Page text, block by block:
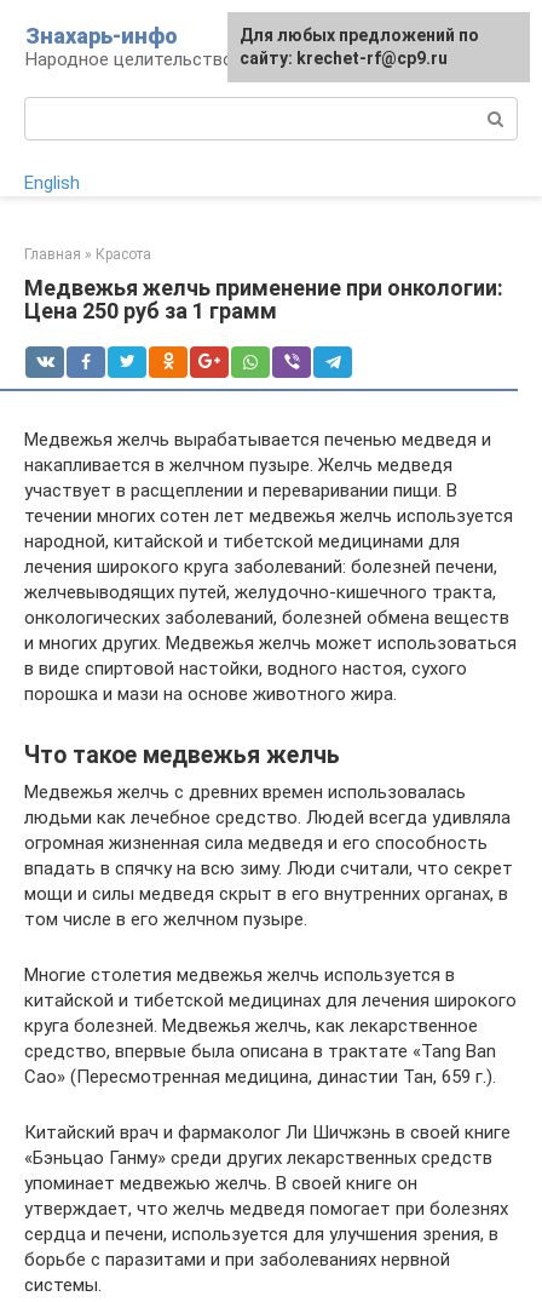
контенту
Знахарь-инфо
Народное целительство: рецепты и методы
English
Главная » Красота
Медвежья желчь применение при онкологии:
Цена 250 руб за 1 грамм
Медвежья желчь вырабатывается печенью медведя и
накапливается в желчном пузыре. Желчь медведя
участвует в расщеплении и переваривании пищи. В
течении многих сотен лет медвежья желчь используется
народной, китайской и тибетской медицинами для
лечения широкого круга заболеваний: болезней печени,
желчевыводящих путей, желудочно-кишечного тракта,
онкологических заболеваний, болезней обмена веществ
и многих других. Медвежья желчь может использоваться
в виде спиртовой настойки, водного настоя, сухого
порошка и мази на основе животного жира.
Что такое медвежья желчь
Медвежья желчь с древних времен использовалась
людьми как лечебное средство. Людей всегда удивляла
огромная жизненная сила медведя и его способность
впадать в спячку на всю зиму. Люди считали, что секрет
мощи и силы медведя скрыт в его внутренних органах, в
том числе в его желчном пузыре.
Многие столетия медвежья желчь используется в
китайской и тибетской медицинах для лечения широкого
круга болезней. Медвежья желчь, как лекарственное
средство, впервые была описана в трактате «Tang Ban
Cao» (Пересмотренная медицина, династии Тан, 659 г.).
Китайский врач и фармаколог Ли Шичжэнь в своей книге
«Бэньцао Ганму» среди других лекарственных средств
упоминает медвежью желчь. В своей книге он
утверждает, что желчь медведя помогает при болезнях
сердца и печени, используется для улучшения зрения, в
борьбе с паразитами и при заболеваниях нервной
системы.
Для любых предложений по
сайту: krechet-rf@cp9.ru